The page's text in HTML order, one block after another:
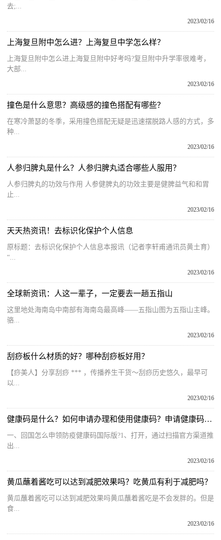
去;...
2023/02/16
上海复旦附中怎么进？上海复旦中学怎么样？
上海复旦附中怎么进上海复旦附中好考吗?复旦附中升学率很难考，
大部...
2023/02/16
撞色是什么意思？高级感的撞色搭配有哪些？
在寒冷萧瑟的冬季，采用撞色搭配无疑是迅速摆脱路人感的方式，多
种...
2023/02/16
人参归脾丸是什么？人参归脾丸适合哪些人服用？
人参归脾丸的功效与作用 人参健脾丸的功效主要是健脾益气和和胃
止...
2023/02/16
天天热资讯！去标识化保护个人信息
原标题：去标识化保护个人信息本报讯（记者李轩甫通讯员黄土育）
“...
2023/02/16
全球新资讯：人这一辈子，一定要去一趟五指山
这里地处海南岛中南部有海南岛最高峰——五指山图为五指山主峰。
骆...
2023/02/16
刮痧板什么材质的好？哪种刮痧板好用？
【痧美人】分享刮痧 *** ，传播养生干货～刮痧历史悠久，最早可
以...
2023/02/16
健康码是什么？如何申请办理和使用健康码？申请健康码的正确步骤
一、回国怎么申领防疫健康码国际版?1、打开，通过扫描官方渠道推
出...
2023/02/16
黄瓜蘸着酱吃可以达到减肥效果吗？吃黄瓜有利于减肥吗？
黄瓜蘸着酱吃可以达到减肥效果吗黄瓜蘸着酱吃是不会发胖的。但是
食...
2023/02/16